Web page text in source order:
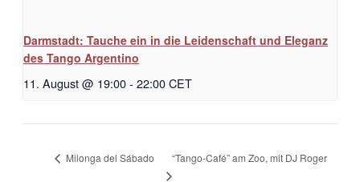
Darmstadt: Tauche ein in die Leidenschaft und Eleganz
des Tango Argentino
11. August @ 19:00- 22:00CET
Milonga del Sábado “Tango-Café” am Zoo, mit DJ Roger